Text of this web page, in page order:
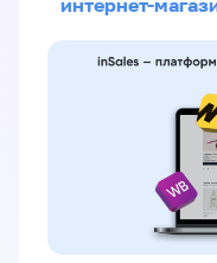
интернет-